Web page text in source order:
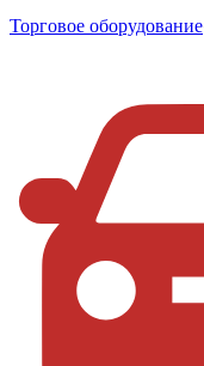
Торговое оборудование